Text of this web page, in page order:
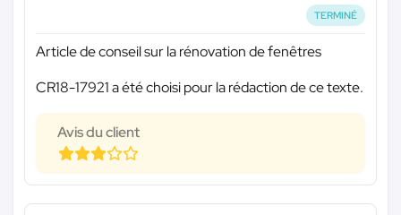
TERMINÉ
Article de conseil sur la rénovation de fenêtres
CR18-17921 a été choisi pour la rédaction de ce texte.
Avis du client